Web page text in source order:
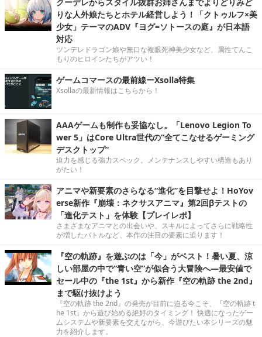
りな人外娘たちとホテル経営しよう！「クトゥルフ×美
少女」テーマのADV『ヨグ=ソトースの庭』が日本語
対応
ツンデレドラゴン娘や無口な複眼死神美少女など、属性てんこ
もりのヒロインたちがアツい！
ゲームコマースの最前線ーXsolla特集
Xsollaの最新情報はこちらから！
AAAゲームも制作も妥協なし。「Lenovo Legion To
wer 5」はCore Ultra世代の“全てこなせるゲーミング
デスクトップ”
迫力を感じる強力スペック。メンテナンスしやすい構造もあり
がたい！
アニマや新要素のさらなる“進化”を目撃せよ！HoYov
erse新作『崩壊：ネクサスアニマ』第2回βテストの
「進化テスト」を体験【プレイレポ】
さまざまなアニマとの出会いや、スキルによってさらに戦略性
が増したバトルなど、本作の注目の要素に迫ります！
『空の軌跡』を遊ぶのは「今」がベスト！暑い夏、涼
しい部屋の中で“青い空”が似合う大冒険へ―最安値で
セール中の『the 1st』から新作『空の軌跡 the 2nd』
まで駆け抜けよう
『空の軌跡 the 2nd』の発売が目前に迫る今こそ、『空の軌跡 t
he 1st』から遊び始める絶好のタイミング！ 快適になったゲー
ムシステムや新要素を交えながら、今遊びたい本シリーズの魅
力を紹介します。